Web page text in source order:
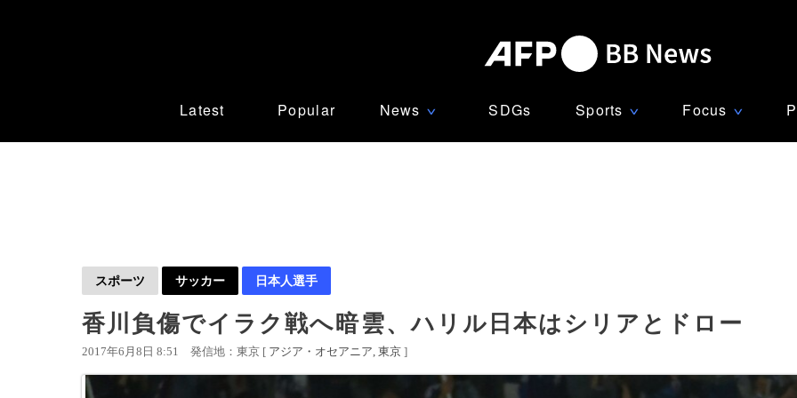
Latest Popular News ∨ SDGs Sports ∨ Focus ∨
スポーツ サッカー 日本人選手
香川負傷でイラク戦へ暗雲、ハリル日本はシリアとドロー
2017年6月8日 8:51 発信地：東京 [ アジア・オセアニア 東京 ]